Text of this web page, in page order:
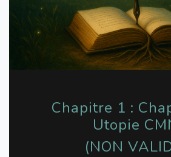
Chapitre 1 :
Utopie
(NON